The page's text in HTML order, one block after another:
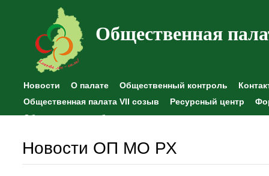
Общественная
Новости О палате Общественный контроль
Общественная палата VII созыв
Ресурсный центр
Общественные наблюдения
Новости ОП МО РХ